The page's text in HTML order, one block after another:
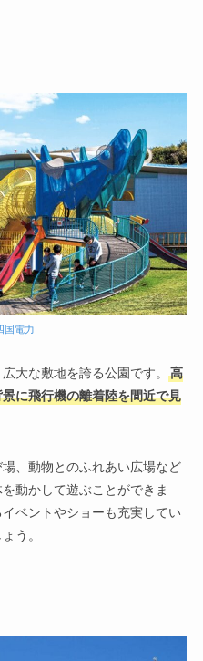
国電力
大な敷地を誇る公園です。
高
に飛行機の離着陸を間近で見
、動物とのふれあい広場など
動かして遊ぶことができま
ベントやショーも充実してい
う。